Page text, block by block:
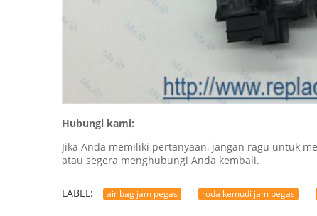
Hubungi kami:
Jika Anda memiliki pertanyaan, jangan ragu untuk
atau segera menghubungi Anda kembali.
LABEL: air bag jam pegas roda kemudi jam pegas